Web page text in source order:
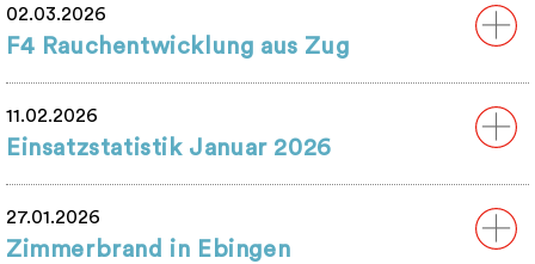
02.03.2026
F4 Rauchentwicklung aus Zug
11.02.2026
Einsatzstatistik Januar 2026
27.01.2026
Zimmerbrand in Ebingen